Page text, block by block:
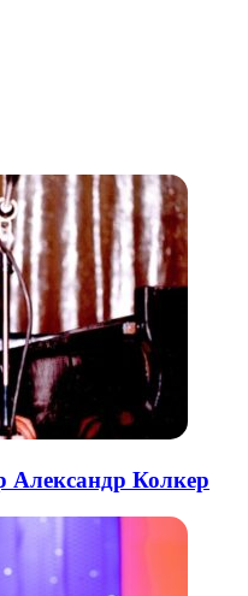
Александр Колкер